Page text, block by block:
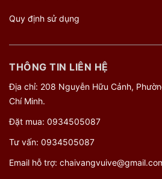
Quy định sử dụng
THÔNG TIN LIÊN HỆ
Địa chỉ: 208 Nguyễn Hữu Cảnh,
Chí Minh.
Đặt mua: 0934505087
Tư vấn: 0934505087
Email hỗ trợ: